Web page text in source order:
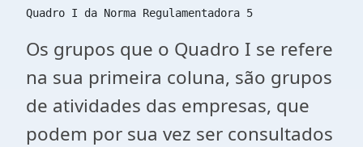
Quadro I da Norma Regulamentadora 5
Os grupos que o Quadro I se refere
na sua primeira coluna, são grupos
de atividades das empresas, que
podem por sua vez ser consultados